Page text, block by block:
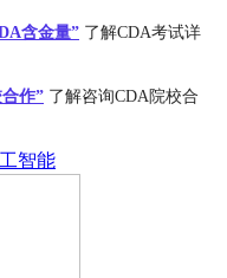
含金量” 了解CDA考试详
作” 了解咨询CDA院校合
智能